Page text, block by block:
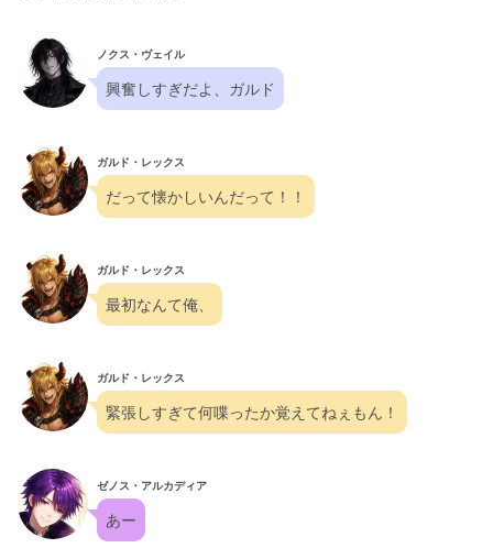
ノクス・ヴェイル
興奮しすぎだよ、ガルド
ガルド・レックス
だって懐かしいんだって！！
ガルド・レックス
最初なんて俺、
ガルド・レックス
緊張しすぎて何喋ったか覚えてねぇもん！
ゼノス・アルカディア
あー